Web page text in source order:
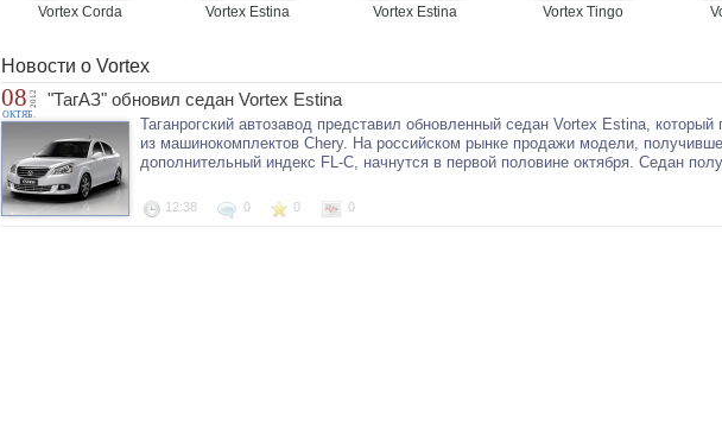
Vortex Corda Vortex Estina Vortex Estina Vortex Tingo
Новости о Vortex
08
ОКТЯБ.
2012 "ТагАЗ" обновил седан Vortex Estina
Таганрогский автозавод представил обновленный седан Vortex Estina, который
из машинокомплектов Chery. На российском рынке продажи модели,
дополнительный индекс FL-С, начнутся в первой половине октября. Седан
12:38 0 0 0